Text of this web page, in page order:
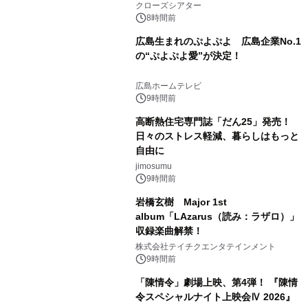
クローズシアター
8時間前
広島生まれのぷよぷよ 広島企業No.1
の“ぷよぷよ愛”が決定！
広島ホームテレビ
9時間前
高断熱住宅専門誌「だん25」発売！
日々のストレス軽減、暮らしはもっと
自由に
jimosumu
9時間前
岩橋玄樹 Major 1st
album「LAzarus（読み：ラザロ）」
収録楽曲解禁！
株式会社テイチクエンタテインメント
9時間前
「陳情令」劇場上映、第4弾！ 『陳情
令スペシャルナイト上映会Ⅳ 2026』